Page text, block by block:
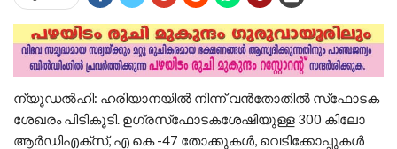
ന്യൂഡല്‍ഹി: ഹരിയാനയിൽ നിന്ന് വന്‍തോതില്‍ സ്‌ഫോടക
ശേഖരം പിടികൂടി. ഉഗ്രസ്‌ഫോടകശേഷിയുള്ള 300 കിലോ
ആര്‍ഡിഎക്‌സ്, എ കെ -47 തോക്കുകള്‍, വെടിക്കോപ്പുകള്‍